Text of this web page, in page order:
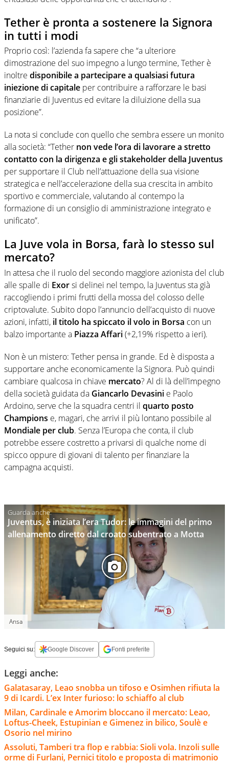
Tether è pronta a sostenere la Signora
in tutti i modi
Proprio così: l’azienda fa sapere che “a ulteriore
dimostrazione del suo impegno a lungo termine, Tether è
inoltre disponibile a partecipare a qualsiasi futura
iniezione di capitale per contribuire a rafforzare le basi
finanziarie di Juventus ed evitare la diluizione della sua
posizione”.
La nota si conclude con quello che sembra essere un monito
alla società: “Tether non vede l’ora di lavorare a stretto
contatto con la dirigenza e gli stakeholder della Juventus
per supportare il Club nell’attuazione della sua visione
strategica e nell’accelerazione della sua crescita in ambito
sportivo e commerciale, valutando al contempo la
formazione di un consiglio di amministrazione integrato e
unificato”.
La Juve vola in Borsa, farà lo stesso sul
mercato?
In attesa che il ruolo del secondo maggiore azionista del club
alle spalle di Exorsi delinei nel tempo, la Juventus sta già
raccogliendo i primi frutti della mossa del colosso delle
criptovalute. Subito dopo l’annuncio dell’acquisto di nuove
azioni, infatti, il titolo ha spiccato il volo in Borsa con un
balzo importante a Piazza Affari(+2,19% rispetto a ieri).
Non è un mistero: Tether pensa in grande. Ed è disposta a
supportare anche economicamente la Signora. Può quindi
cambiare qualcosa in chiave mercato? Al di là dell’impegno
della società guidata da Giancarlo Devasini e Paolo
Ardoino, serve che la squadra centri il quarto posto
Champions e, magari, che arrivi il più lontano possibile al
Mondiale per club. Senza l’Europa che conta, il club
potrebbe essere costretto a privarsi di qualche nome di
spicco oppure di giovani di talento per finanziare la
campagna acquisti.
Juventus, è iniziata l’era Tudor: le immagini del primo
allenamento diretto dal croato subentrato a Motta
Ansa
Seguici su: Google Discover Fonti preferite
Leggi anche:
Galatasaray, Leao snobba un tifoso e Osimhen rifiuta la
9 di Icardi. L’ex Inter furioso: lo schiaffo al club
Milan, Cardinale e Amorim bloccano il mercato: Leao,
Loftus-Cheek, Estupinian e Gimenez in bilico, Soulè e
Osorio nel mirino
Assoluti, Tamberi tra flop e rabbia: Sioli vola. Inzoli sulle
orme di Furlani, Pernici titolo e proposta di matrimonio